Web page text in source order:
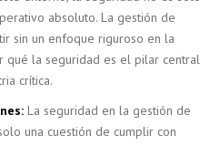
absoluto. La gestión de
sin un enfoque riguroso en la
qué la seguridad es el pilar central
crítica.
La seguridad en la gestión de
una cuestión de cumplir con